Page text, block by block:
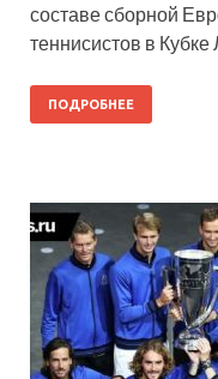
составе сборной
теннисистов в Кубке
ПОДРОБНЕЕ